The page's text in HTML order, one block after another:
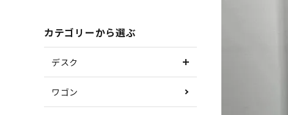
カテゴリーから選ぶ
デスク
ワゴン